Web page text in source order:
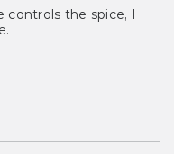
controls the spice, I